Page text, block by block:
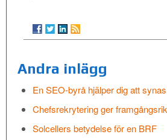
Andra inlägg
En SEO-byrå hjälper dig att
Chefsrekrytering ger
Solcellers betydelse för en BRF